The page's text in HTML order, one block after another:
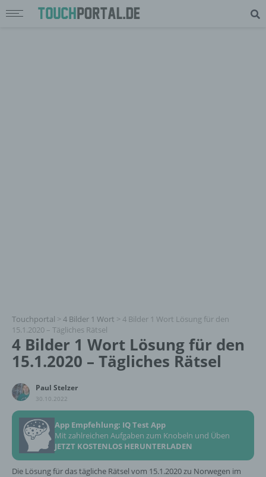
Touchportal > 4 Bilder 1 Wort > 4 Bilder 1 Wort Lösung für den
15.1.2020 – Tägliches Rätsel
4 Bilder 1 Wort Lösung für den
15.1.2020 – Tägliches Rätsel
Paul Stelzer
30.10.2022
App Empfehlung: IQ Test App
Mit zahlreichen Aufgaben zum Knobeln und Üben
JETZT KOSTENLOS HERUNTERLADEN
Die Lösung für das tägliche Rätsel vom 15.1.2020 zu Norwegen im